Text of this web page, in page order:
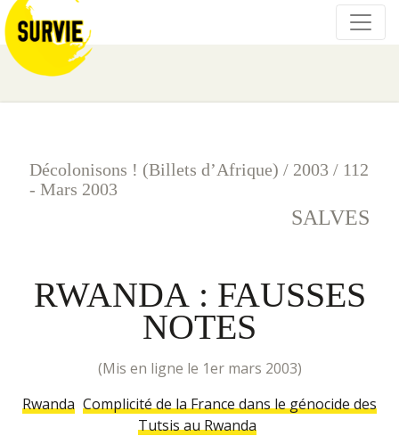
Décolonisons ! (Billets d’Afrique) / 2003 / 112
- Mars 2003
SALVES
RWANDA : FAUSSES
NOTES
(mis en ligne le 1er mars 2003)
Rwanda Complicité de la France dans le génocide des
Tutsis au Rwanda